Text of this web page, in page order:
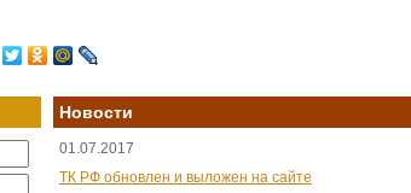
Новости
01.07.2017
ТК РФ обновлен и выложен на сайте